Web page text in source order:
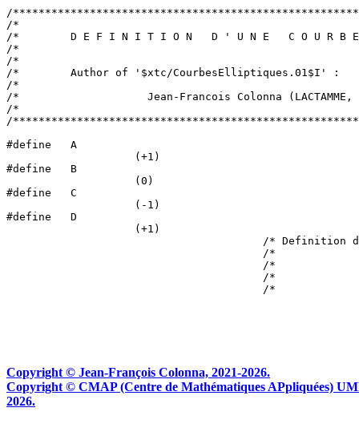
/
/*
/*        D E F I N I T I O N   D ' U N E   C O
/*
/*
/*        Author of '$xtc/
/*
/*                    Jean-Francois Colonna
/*
/
#define   A
                    (+1)
#define   B
                    (0)
#define   C
                    (-1)
#define   D
                    (+1)
/* Definition
/*
/*
/*
Copyright © Jean-François Colonna, 2021-2026.
Copyright © CMAP (Centre de Mathématiques APpliquées)
2026.